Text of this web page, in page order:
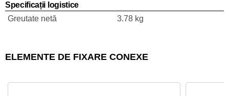
Specificații logistice
Greutate netă
3.78 kg
ELEMENTE DE FIXARE CONEXE